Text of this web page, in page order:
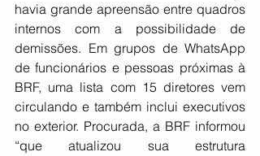
havia grande apreensão entre quadros
internos com a possibilidade de
demissões. Em grupos de WhatsApp
de funcionários e pessoas próximas à
BRF, uma lista com 15 diretores vem
circulando e também inclui executivos
no exterior. Procurada, a BRF informou
“que atualizou sua estrutura